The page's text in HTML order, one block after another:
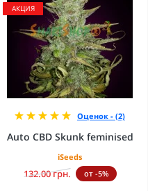
АКЦИЯ
Оценок - (2)
Auto CBD Skunk feminised
iSeeds
132.00 грн. от -5%